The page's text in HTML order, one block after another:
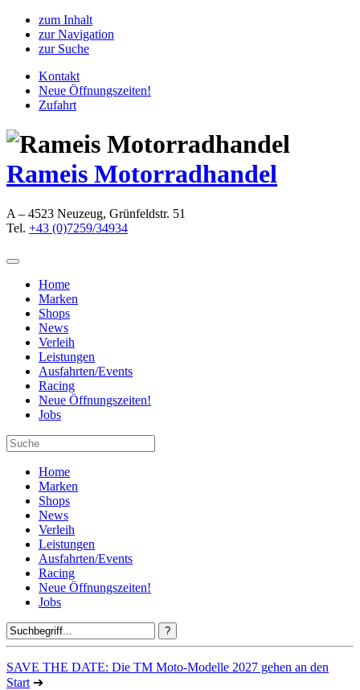
zum Inhalt
zur Navigation
zur Suche
Kontakt
Neue Öffnungszeiten!
Zufahrt
Rameis Motorradhandel
A – 4523 Neuzeug, Grünfeldstr. 51
Tel. +43 (0)7259/34934
Home
Marken
Shops
News
Verleih
Leistungen
Ausfahrten/Events
Racing
Neue Öffnungszeiten!
Jobs
Home
Marken
Shops
News
Verleih
Leistungen
Ausfahrten/Events
Racing
Neue Öffnungszeiten!
Jobs
SAVE THE DATE: Die TM Moto-Modelle 2027 gehen an den
Start ➔